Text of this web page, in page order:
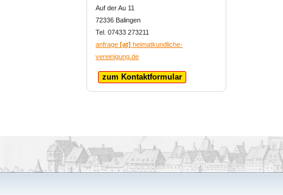
Auf der Au 11
72336 Balingen
Tel. 07433 273211
anfrage [at]heimatkundliche-
vereinigung.de
zum Kontaktformular